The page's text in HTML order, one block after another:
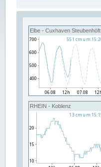
Elbe - Cuxhaven Steubenhöft
RHEIN - Koblenz